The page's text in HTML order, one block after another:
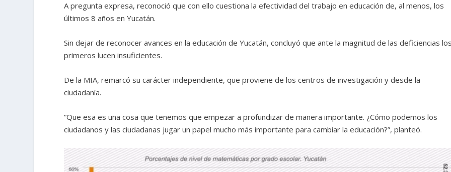
A pregunta expresa, reconoció que con ello cuestiona la efectividad del trabajo en educación de, al menos, los
últimos 8 años en Yucatán.
Sin dejar de reconocer avances en la educación de Yucatán, concluyó que ante la magnitud de las deficiencias
primeros lucen insuficientes.
De la MIA, remarcó su carácter independiente, que proviene de los centros de investigación y desde la
ciudadanía.
“Que esa es una cosa que tenemos que empezar a profundizar de manera importante. ¿Cómo podemos los
ciudadanos y las ciudadanas jugar un papel mucho más importante para cambiar la educación?”, planteó.